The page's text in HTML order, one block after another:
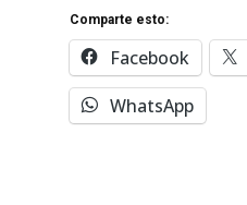
Comparte esto:
Facebook
WhatsApp